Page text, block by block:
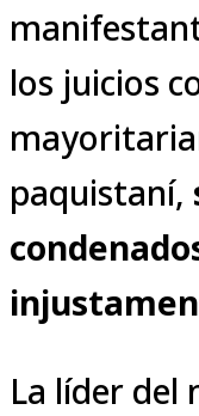
los juicios
paquistaní,
La líder del